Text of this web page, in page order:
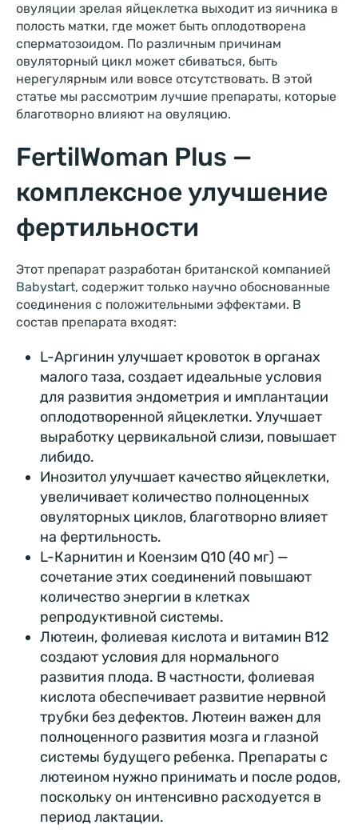
овуляции зрелая яйцеклетка выходит из яичника в
полость матки, где может быть оплодотворена
сперматозоидом. По различным причинам
овуляторный цикл может сбиваться, быть
нерегулярным или вовсе отсутствовать. В этой
статье мы рассмотрим лучшие препараты, которые
благотворно влияют на овуляцию.
FertilWoman Plus —
комплексное улучшение
фертильности
Этот препарат разработан британской компанией
Babystart, содержит только научно обоснованные
соединения с положительными эффектами. В
состав препарата входят:
L-Аргинин улучшает кровоток в органах
малого таза, создает идеальные условия
для развития эндометрия и имплантации
оплодотворенной яйцеклетки. Улучшает
выработку цервикальной слизи, повышает
либидо.
Инозитол улучшает качество яйцеклетки,
увеличивает количество полноценных
овуляторных циклов, благотворно влияет
на фертильность.
L-Карнитин и Коензим Q10 (40 мг) —
сочетание этих соединений повышают
количество энергии в клетках
репродуктивной системы.
Лютеин, фолиевая кислота и витамин В12
создают условия для нормального
развития плода. В частности, фолиевая
кислота обеспечивает развитие нервной
трубки без дефектов. Лютеин важен для
полноценного развития мозга и глазной
системы будущего ребенка. Препараты с
лютеином нужно принимать и после родов,
поскольку он интенсивно расходуется в
период лактации.